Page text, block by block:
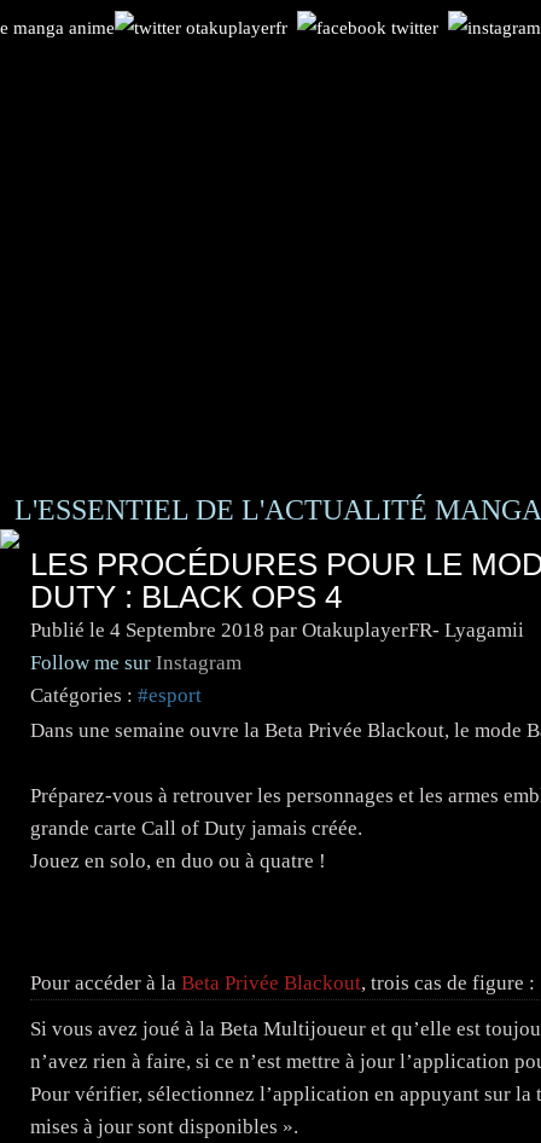
L'ESSENTIEL DE L'ACTUALITÉ
LES PROCÉDURES POUR LE
DUTY : BLACK OPS 4
Publié le 4 Septembre 2018 par OtakuplayerFR- Lyagamii
Follow me sur Instagram
Catégories : #esport
Dans une semaine ouvre la Beta Privée Blackout, le mode
Préparez-vous à retrouver les personnages et les armes
grande carte Call of Duty jamais créée.
Jouez en solo, en duo ou à quatre !
Pour accéder à la Beta Privée Blackout, trois cas de figure :
Si vous avez joué à la Beta Multijoueur et qu’elle est
n’avez rien à faire, si ce n’est mettre à jour l’application
Pour vérifier, sélectionnez l’application en appuyant sur
mises à jour sont disponibles ».